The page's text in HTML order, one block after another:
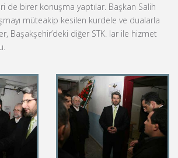
de birer konuşma yaptılar. Başkan Salih
müteakip kesilen kurdele ve dualarla
Başakşehir’deki diğer STK. lar ile hizmet